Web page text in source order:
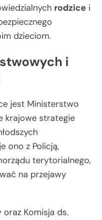
rodzice i
dzieciom.
i
jest Ministerstwo
krajowe strategie
ono z Policją,
terytorialnego,
na przejawy
Komisja ds.